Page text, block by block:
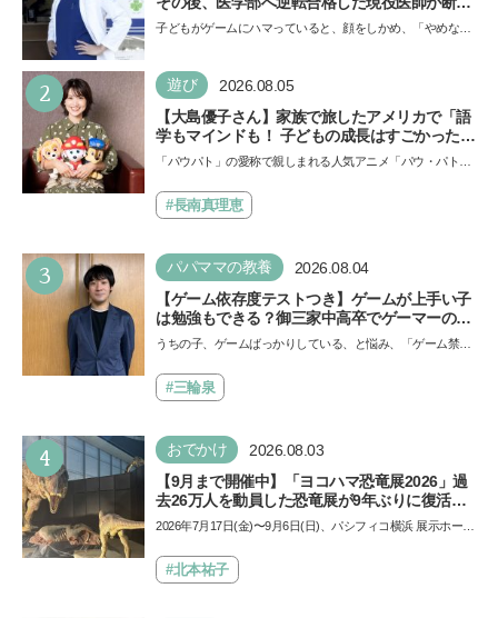
「ゲームの経験が受験勉強に役立った」そう考
える背景とは
子どもがゲームにハマっていると、顔をしかめ、「やめなさ
い…
2 遊び 2026.08.05
【大島優子さん】家族で旅したアメリカで「語
学もマインドも！ 子どもの成長はすごかった」
声優をつとめた映画『パウ・パトロール ザ・ダ
イノ・ムービー』ではあきらめなければ何でも
できると子どもに知ってほしい
「パウパト」の愛称で親しまれる人気アニメ「パウ・パトロ
ザ…#長南真理恵
3 パパママの教養 2026.08.04
【ゲーム依存度テストつき】ゲームが上手い子
は勉強もできる？御三家中高卒でゲーマーの医
師・阿部智史さんが教えるゲームしながら受験
で勝つためのメソッド
うちの子、ゲームばっかりしている、と悩み、「ゲーム禁
も…#三輪泉
4 おでかけ 2026.08.03
【9月まで開催中】「ヨコハマ恐竜展2026」過
去26万人を動員した恐竜展が9年ぶりに復活！
夏休みのおでかけで楽しむポイントを完全ガイ
2026年7月17日(金)〜9月6日(日)、パシフィコ横浜 展示ホール
催…#北本祐子